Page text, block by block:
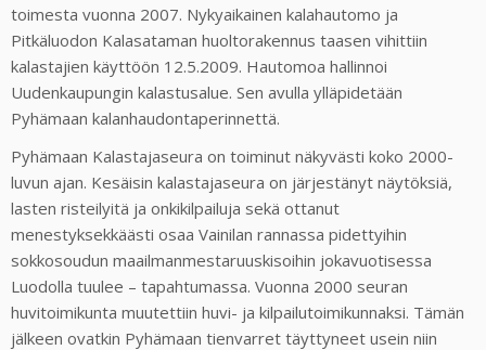
toimesta vuonna 2007. Nykyaikainen kalahautomo ja
Pitkäluodon Kalasataman huoltorakennus taasen vihittiin
kalastajien käyttöön 12.5.2009. Hautomoa hallinnoi
Uudenkaupungin kalastusalue. Sen avulla ylläpidetään
Pyhämaan kalanhaudontaperinnettä.
Pyhämaan Kalastajaseura on toiminut näkyvästi koko 2000-
luvun ajan. Kesäisin kalastajaseura on järjestänyt näytöksiä,
lasten risteilyitä ja onkikilpailuja sekä ottanut
menestyksekkäästi osaa Vainilan rannassa pidettyihin
sokkosoudun maailmanmestaruuskisoihin jokavuotisessa
Luodolla tuulee – tapahtumassa. Vuonna 2000 seuran
huvitoimikunta muutettiin huvi- ja kilpailutoimikunnaksi. Tämän
jälkeen ovatkin Pyhämaan tienvarret täyttyneet usein niin